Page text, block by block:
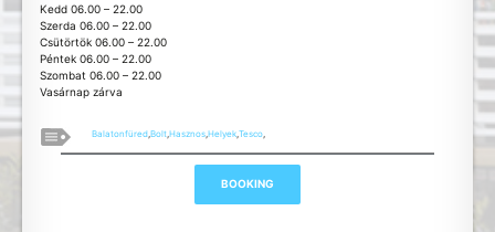
Kedd 06.00 – 22.00
Szerda 06.00 – 22.00
Csütörtök 06.00 – 22.00
Péntek 06.00 – 22.00
Szombat 06.00 – 22.00
Vasárnap zárva
Balatonfüred ,Bolt ,Hasznos ,Helyek ,Tesco